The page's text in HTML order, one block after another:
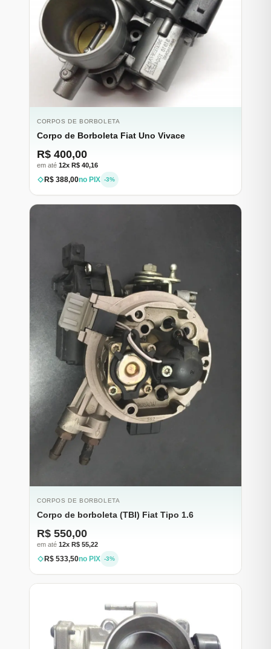
CORPOS DE BORBOLETA
Corpo de Borboleta Fiat Uno Vivace
R$ 400,00
em até 12x R$ 40,16
R$ 388,00no PIX -3%
ESGOTADO
CORPOS DE BORBOLETA
Corpo de borboleta (TBI) Fiat Tipo 1.6
R$ 550,00
em até 12x R$ 55,22
R$ 533,50no PIX -3%